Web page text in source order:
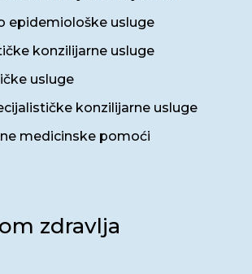
epidemiološke usluge
konzilijarne usluge
usluge
konzilijarne usluge
medicinske pomoći
zdravlja